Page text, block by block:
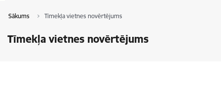
Sākums Tīmekļa vietnes novērtējums
Tīmekļa vietnes novērtējums